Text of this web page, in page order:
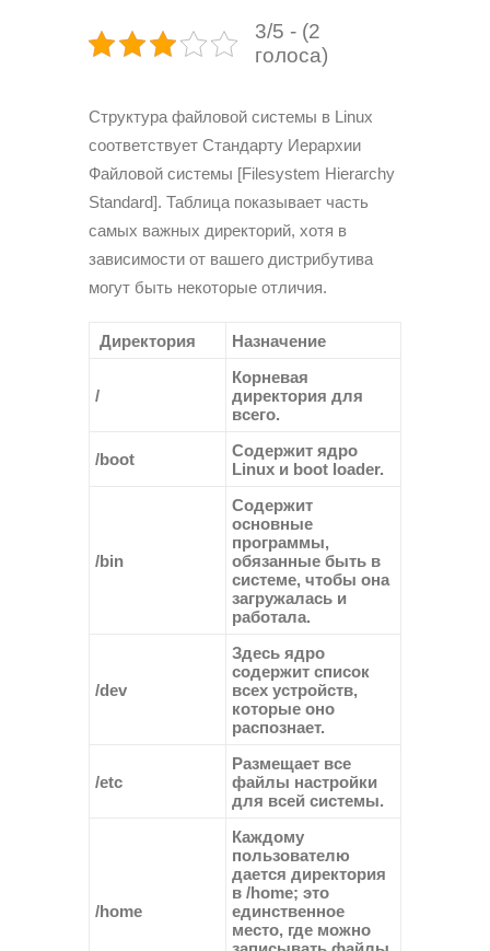
3/5 - (2
голоса)
Структура файловой системы в Linux
соответствует Стандарту Иерархии
Файловой системы [Filesystem Hierarchy
Standard]. Таблица показывает часть
самых важных директорий, хотя в
зависимости от вашего дистрибутива
могут быть некоторые отличия.
Директория Назначение
/
Корневая
директория для
всего.
/boot
Содержит ядро
Linux и boot loader.
/bin
Содержит
основные
программы,
обязанные быть в
системе, чтобы она
загружалась и
работала.
/dev
Здесь ядро
содержит список
всех устройств,
которые оно
распознает.
/etc
Размещает все
файлы настройки
для всей системы.
/home
Каждому
пользователю
дается директория
в /home; это
единственное
место, где можно